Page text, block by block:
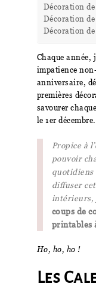
Décoration
Décoration
Décoration
Chaque année,
impatience
anniversaire,
premières
savourer
le 1er décembre.
Propice à
pouvoir
quotidiens
diffuser
intérieurs,
coups de
printables
Ho, ho, ho !
Les